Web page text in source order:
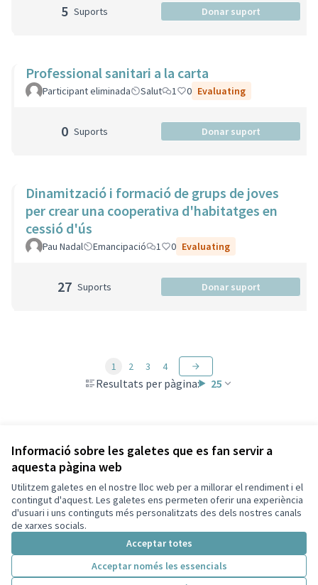
Informació sobre les galetes que es fan servir a
aquesta pàgina web
Utilitzem galetes en el nostre lloc web per a millorar el rendiment i el
contingut d'aquest. Les galetes ens permeten oferir una experiència
d'usuari i uns continguts més personalitzats des dels nostres canals
de xarxes socials.
Acceptar totes
Acceptar només les essencials
5 Suports Donar suport
Professional sanitari a la carta
Participant eliminada Salut 1 0 Evaluating
0 Suports Donar suport
Dinamització i formació de grups de joves
per crear una cooperativa d'habitatges en
cessió d'ús
Pau Nadal Emancipació 1 0 Evaluating
27 Suports Donar suport
Resultats per pàgina: 25
1 2 3 4
Veure totes les propostes retirades
Termes i condicions d'ús
Configuració de les galetes
Decidim Sant Cugat a X
(Enllaç extern)
Decidim Sant Cugat a Facebook
Decidim Sant Cugat a Instagram
Decidim Sant Cugat a GitHub
(Enllaç extern)
Amb
(Enllaç